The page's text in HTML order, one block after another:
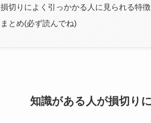
損切りによく引っかかる人に見られる特徴
まとめ(必ず読んでね)
知識がある人が損切り